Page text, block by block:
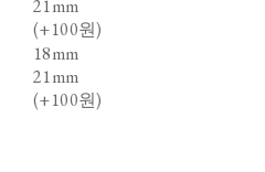
21mm
(+100원)
18mm
21mm
(+100원)